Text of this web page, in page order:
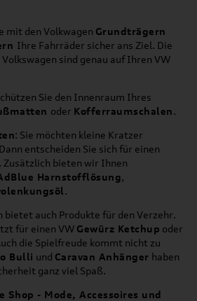
mit den Volkwagen Grundträgern
Ihre Fahrräder sicher ans Ziel. Die
sind genau auf Ihren VW
Sie den Innenraum Ihres
oder Kofferraumschalen.
: Sie möchten kleine Kratzer
entscheiden Sie sich für einen
. Zusätzlich bieten wir Ihnen
Harnstofflösung,
.
bietet auch Produkte für den Verzehr.
für einen VW Gewürz Ketchup oder
die Spielfreude kommt nicht zu
Bulli und Caravan Anhänger haben
ganz viel Spaß.
Shop - Mode, Accessoires und